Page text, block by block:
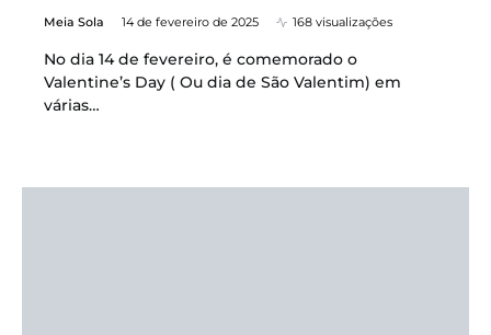
Meia Sola 14 de fevereiro de 2025 168 visualizações
No dia 14 de fevereiro, é comemorado o
Valentine’s Day ( Ou dia de São Valentim) em
várias…